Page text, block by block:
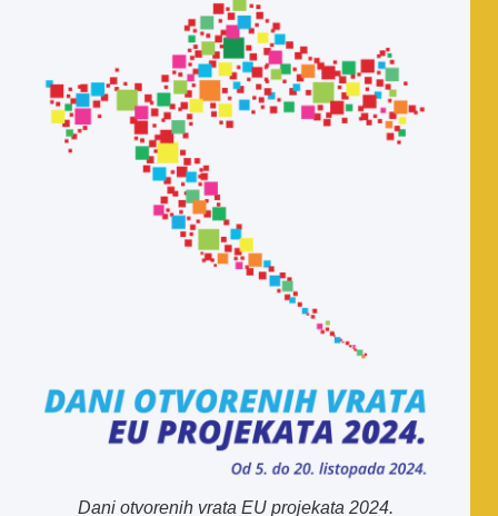
Dani otvorenih vrata EU projekata 2024.